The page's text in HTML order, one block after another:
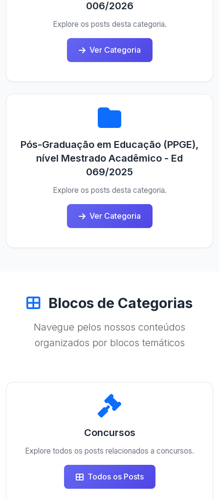
006/2026
Explore os posts desta categoria.
Ver Categoria
Pós-Graduação em Educação (PPGE),
nível Mestrado Acadêmico - Ed
069/2025
Explore os posts desta categoria.
Ver Categoria
Blocos de Categorias
Navegue pelos nossos conteúdos
organizados por blocos temáticos
Concursos
Explore todos os posts relacionados a concursos.
Todos os Posts